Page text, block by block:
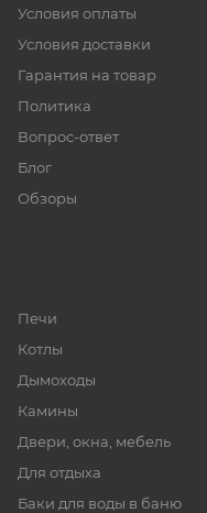
Условия оплаты
Условия доставки
Гарантия на товар
Политика
Вопрос-ответ
Блог
Обзоры
Печи
Котлы
Дымоходы
Камины
Двери, окна, мебель
Для отдыха
Баки для воды в баню